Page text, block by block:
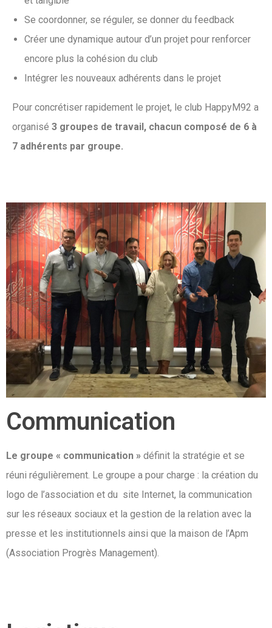
Se coordonner, se réguler, se donner du feedback
Créer une dynamique autour d’un projet pour renforcer
encore plus la cohésion du club
Intégrer les nouveaux adhérents dans le projet
Pour concrétiser rapidement le projet, le club HappyM92 a
organisé 3 groupes de travail, chacun composé de 6 à
7 adhérents par groupe.
Communication
Le groupe « communication » définit la stratégie et se
réuni régulièrement. Le groupe a pour charge : la création du
logo de l’association et du site Internet, la communication
sur les réseaux sociaux et la gestion de la relation avec la
presse et les institutionnels ainsi que la maison de l’Apm
(Association Progrès Management).